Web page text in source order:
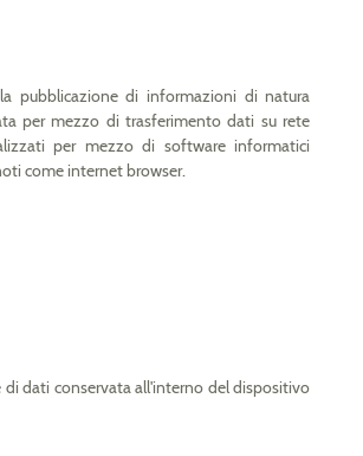
pubblicazione di informazioni di natura
per mezzo di trasferimento dati su rete
per mezzo di software informatici
come internet browser.
di dati conservata all'interno del dispositivo